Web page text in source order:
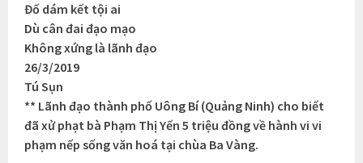
Đố dám kết tội ai
Dù cân đai đạo mạo
Không xứng là lãnh đạo
26/3/2019
Tú Sụn
** Lãnh đạo thành phố Uông Bí (Quảng Ninh) cho biết
đã xử phạt bà Phạm Thị Yến 5 triệu đồng về hành vi vi
phạm nếp sống văn hoá tại chùa Ba Vàng.